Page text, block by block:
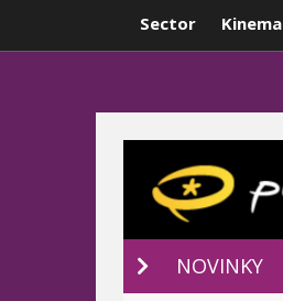
Sector Kinema
NOVINKY